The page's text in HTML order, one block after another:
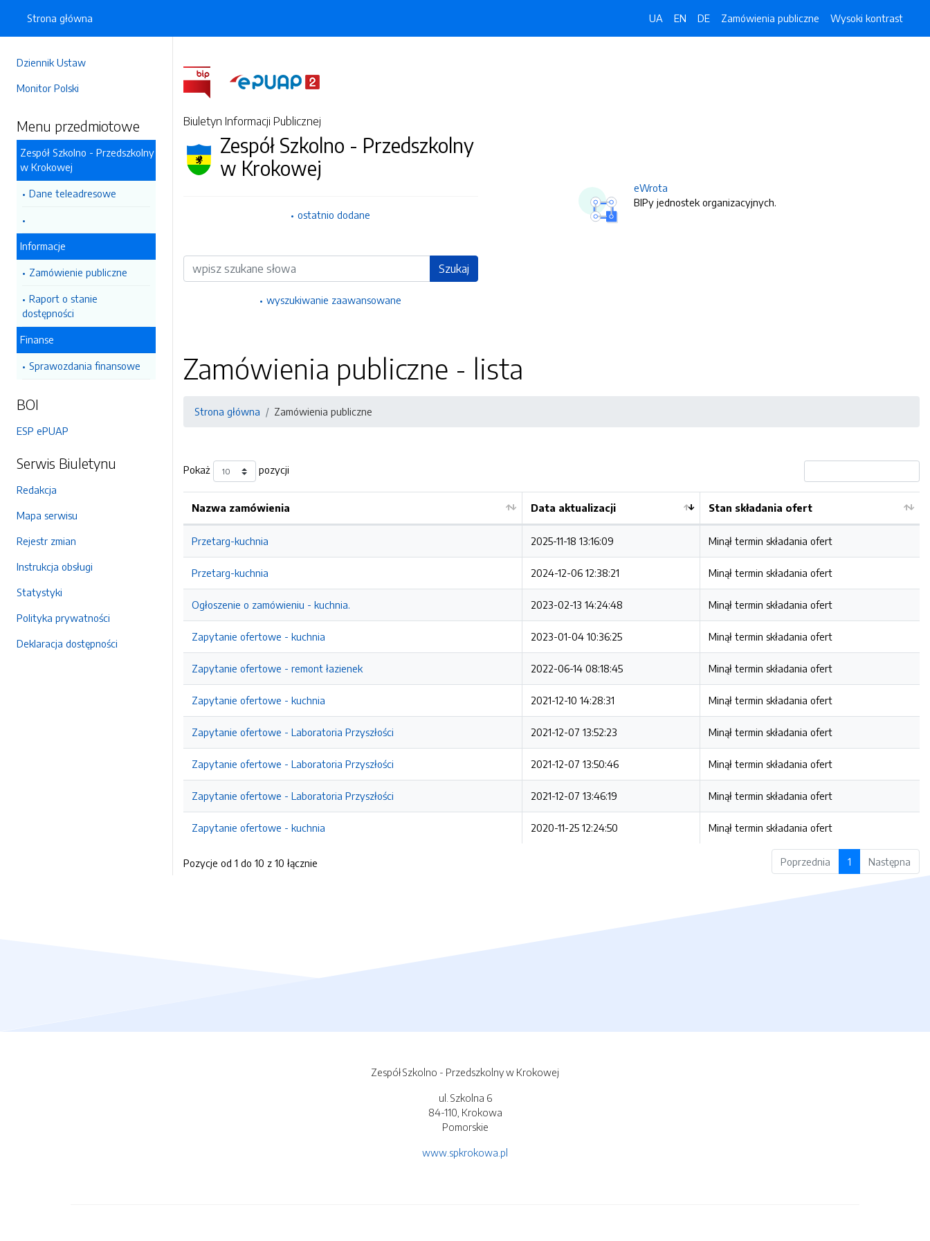
Dziennik Ustaw
Monitor Polski
Menu przedmiotowe
Zespół Szkolno - Przedszkolny
w Krokowej
Dane teleadresowe
Informacje
Zamówienie publiczne
Raport o stanie
dostępności
Finanse
Sprawozdania finansowe
BOI
ESP ePUAP
Serwis Biuletynu
Redakcja
Mapa serwisu
Rejestr zmian
Instrukcja obsługi
Statystyki
Polityka prywatności
Deklaracja dostępności
Strona główna UA EN DE Zamówienia publiczne Wysoki kontrast
Biuletyn Informacji Publicznej
Zespół Szkolno - Przedszkolny
w Krokowej
ostatnio dodane
Wyszukiwarka Szukaj
wyszukiwanie zaawansowane
eWrota
BIPy jednostek organizacyjnych.
Zamówienia publiczne - lista
Strona główna Zamówienia publiczne
Pokaż pozycji
Nazwa zamówienia Data aktualizacji Stan składania ofert
Przetarg-kuchnia 2025-11-18 13:16:09 Minął termin składania ofert
Przetarg-kuchnia 2024-12-06 12:38:21 Minął termin składania ofert
Ogłoszenie o zamówieniu - kuchnia. 2023-02-13 14:24:48 Minął termin składania ofert
Zapytanie ofertowe - kuchnia 2023-01-04 10:36:25 Minął termin składania ofert
Zapytanie ofertowe - remont łazienek 2022-06-14 08:18:45 Minął termin składania ofert
Zapytanie ofertowe - kuchnia 2021-12-10 14:28:31 Minął termin składania ofert
Zapytanie ofertowe - Laboratoria Przyszłości 2021-12-07 13:52:23 Minął termin składania ofert
Zapytanie ofertowe - Laboratoria Przyszłości 2021-12-07 13:50:46 Minął termin składania ofert
Zapytanie ofertowe - Laboratoria Przyszłości 2021-12-07 13:46:19 Minął termin składania ofert
Zapytanie ofertowe - kuchnia 2020-11-25 12:24:50 Minął termin składania ofert
Pozycje od 1 do 10 z 10 łącznie Poprzednia 1 Następna
Zespół Szkolno - Przedszkolny w Krokowej
ul. Szkolna 6
84-110, Krokowa
Pomorskie
www.spkrokowa.pl